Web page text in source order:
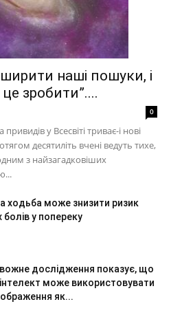
наші пошуки, і
зробити”....
0
у Всесвіті триває-і нові
десятиліть вчені ведуть тихе,
з найзагадковіших
ходьба може знизити ризик
болів у попереку
дослідження показує, що
може використовувати
як...